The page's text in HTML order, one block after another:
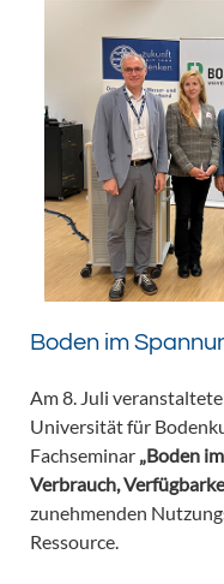
Boden im
Am 8. Juli
Universität für
Fachseminar „Boden
Verbrauch,
zunehmenden
Ressource.